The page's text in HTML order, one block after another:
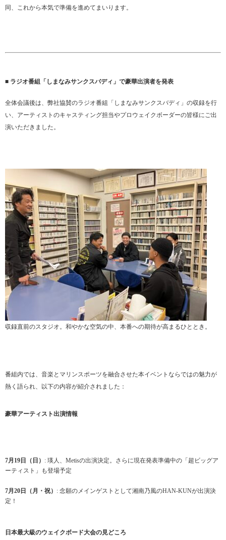
同、これから本気で準備を進めてまいります。
■ ラジオ番組「しまなみサンクスバディ」で豪華出演者を発表
全体会議後は、弊社協賛のラジオ番組「しまなみサンクスバディ」の収録を行
い、アーティストのキャスティング担当やプロウェイクボーダーの皆様にご出
演いただきました。
収録直前のスタジオ。和やかな空気の中、本番への期待が高まるひととき。
番組内では、音楽とマリンスポーツを融合させた本イベントならではの魅力が
熱く語られ、以下の内容が紹介されました：
豪華アーティスト出演情報
7月19日（日） : 瑛人、Metisの出演決定。さらに現在発表準備中の「超ビッグア
ーティスト」も登場予定
7月20日（月・祝） : 念願のメインゲストとして湘南乃風のHAN-KUNが出演決
定！
日本最大級のウェイクボード大会の見どころ